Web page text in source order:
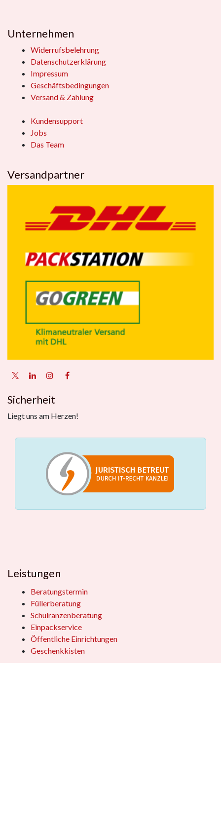
Unternehmen
Widerrufsbelehrung
Datenschutzerklärung
Impressum
Geschäftsbedingungen
Versand & Zahlung
Kundensupport
Jobs
Das Team
Versandpartner
Sicherheit
Liegt uns am Herzen!
Leistungen
Beratungstermin
Füllerberatung
Schulranzenberatung
Einpackservice
Öffentliche Einrichtungen
Geschenkkisten